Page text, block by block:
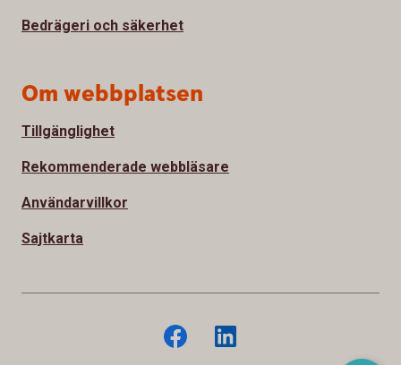
Bedrägeri och säkerhet
Om webbplatsen
Tillgänglighet
Rekommenderade webbläsare
Användarvillkor
Sajtkarta